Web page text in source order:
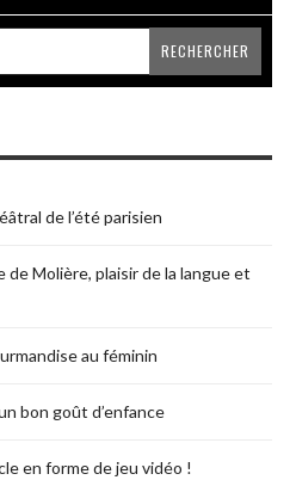
de l’été parisien
Molière, plaisir de la langue et
au féminin
bon goût d’enfance
en forme de jeu vidéo !